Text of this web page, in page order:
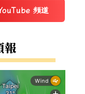
頻道
開新視窗)
報